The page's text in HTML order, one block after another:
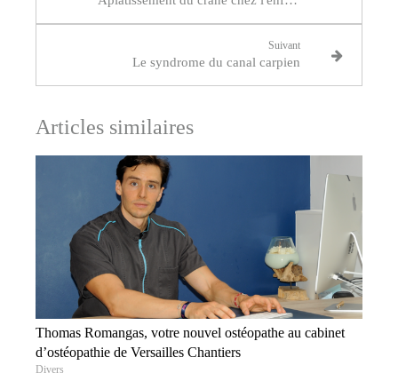
Suivant
Le syndrome du canal carpien
Articles similaires
Thomas Romangas, votre nouvel ostéopathe au cabinet
d’ostéopathie de Versailles Chantiers
Divers